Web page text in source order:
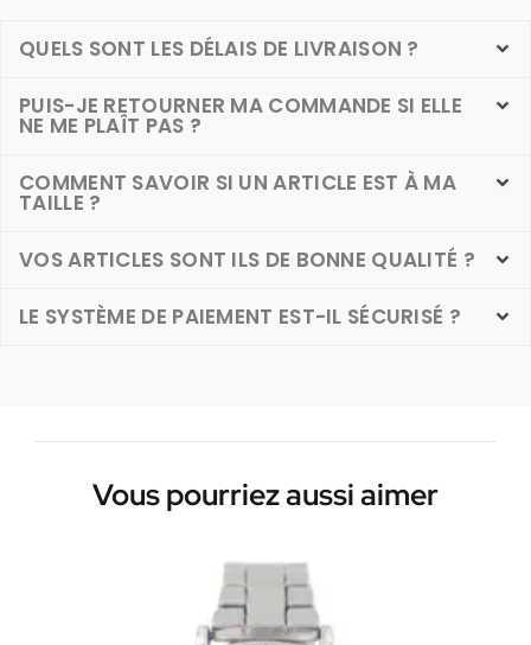
QUELS SONT LES DÉLAIS DE LIVRAISON ?
PUIS-JE RETOURNER MA COMMANDE SI ELLE
NE ME PLAÎT PAS ?
COMMENT SAVOIR SI UN ARTICLE EST À MA
TAILLE ?
VOS ARTICLES SONT ILS DE BONNE QUALITÉ ?
LE SYSTÈME DE PAIEMENT EST-IL SÉCURISÉ ?
Vous pourriez aussi aimer